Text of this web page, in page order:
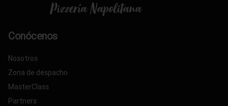
Conócenos
Nosotros
Zona de despacho
MasterClass
Partners